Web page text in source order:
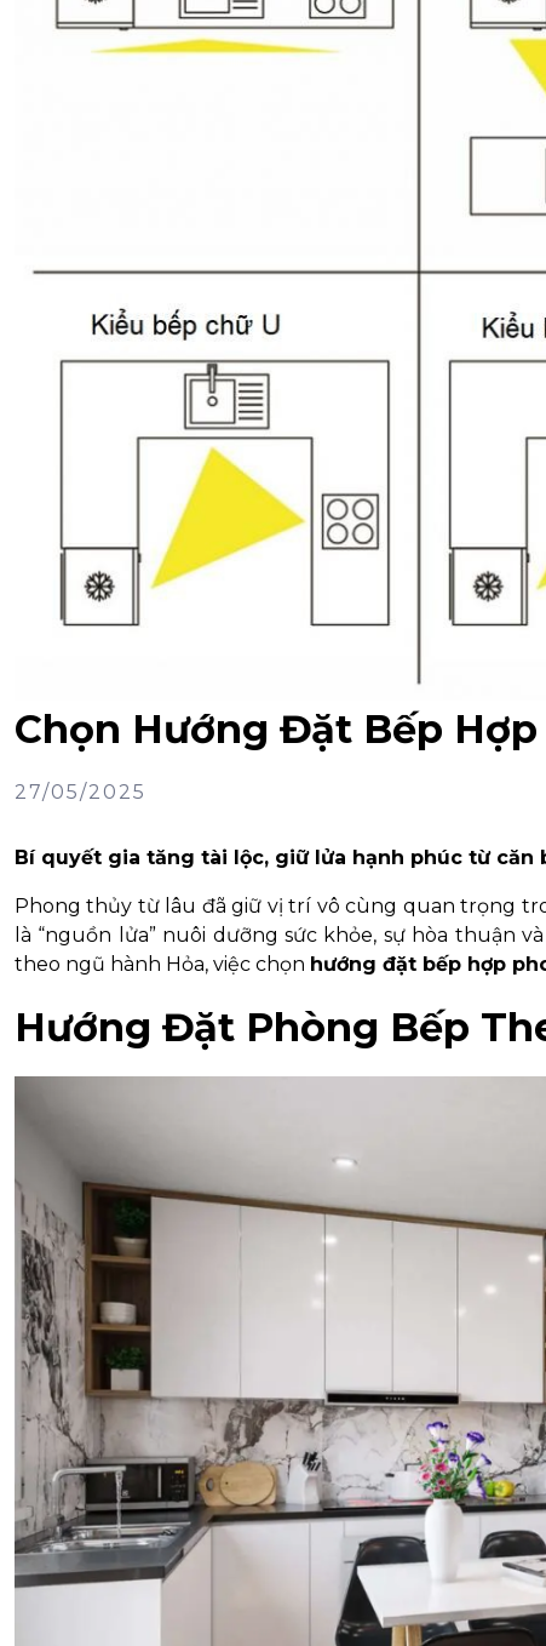
Chọn Hướng Đặt Bếp
27/05/2025
Bí quyết gia tăng tài lộc, giữ lửa hạnh phúc từ căn
Phong thủy từ lâu đã giữ vị trí vô cùng quan trọng
là “nguồn lửa” nuôi dưỡng sức khỏe, sự hòa thuận
theo ngũ hành Hỏa, việc chọn hướng đặt bếp hợp
Hướng Đặt Phòng Bếp